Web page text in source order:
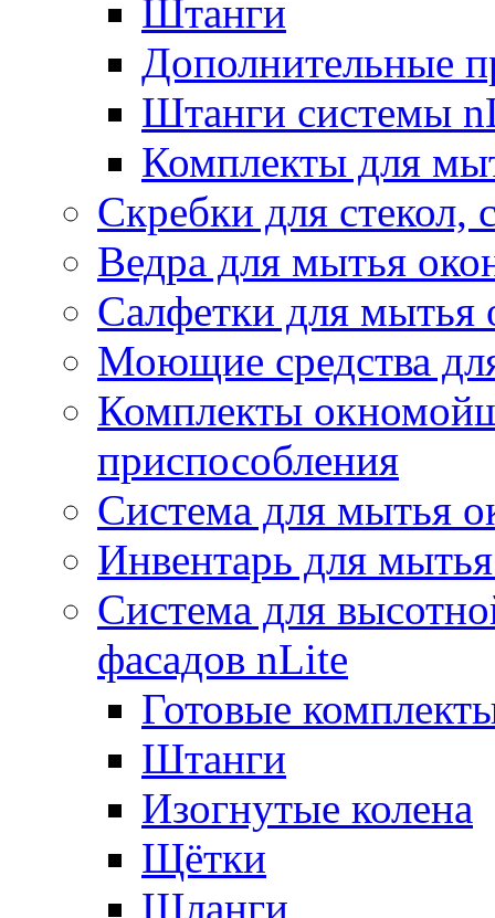
Штанги
Дополнительные
Штанги системы
Комплекты для
Скребки для стекол,
Ведра для мытья
Салфетки для мытья
Моющие средства
Комплекты
приспособления
Система для мытья
Инвентарь для
Система для
фасадов nLite
Готовые
Штанги
Изогнутые колена
Щётки
Шланги